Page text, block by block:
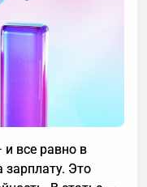
и все равно в
зарплату. Это